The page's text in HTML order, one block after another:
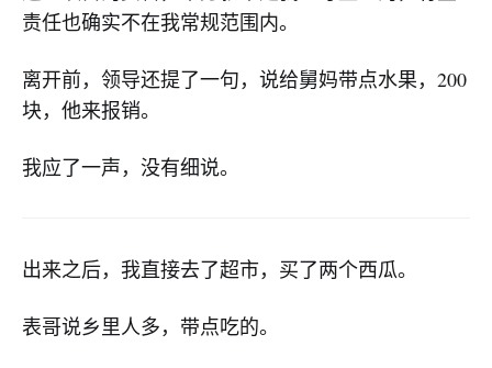
责任也确实不在我常规范围内。
离开前，领导还提了一句，说给舅妈带点水果，200
块，他来报销。
我应了一声，没有细说。
出来之后，我直接去了超市，买了两个西瓜。
表哥说乡里人多，带点吃的。